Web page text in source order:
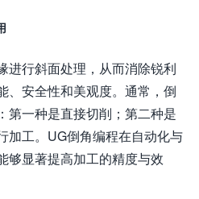
进行斜面处理，从而消除锐利
、安全性和美观度。通常，倒
第一种是直接切削；第二种是
加工。UG倒角编程在自动化与
够显著提高加工的精度与效